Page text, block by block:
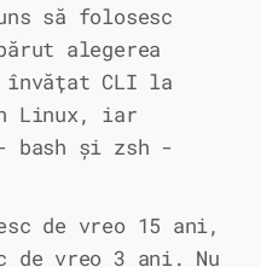
să folosesc
alegerea
învățat CLI la
Linux, iar
bash și zsh -
de vreo 15 ani,
de vreo 3 ani. Nu